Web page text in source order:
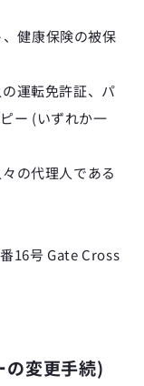
健康保険の被保
運転免許証、パ
ー (いずれか一
の代理人である
16号 Gate Cross
の変更手続)